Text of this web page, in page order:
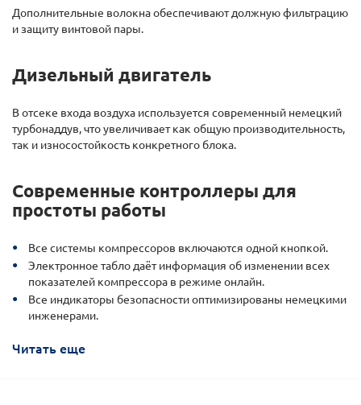
Дополнительные волокна обеспечивают должную фильтрацию
и защиту винтовой пары.
Дизельный двигатель
В отсеке входа воздуха используется современный немецкий
турбонаддув, что увеличивает как общую производительность,
так и износостойкость конкретного блока.
Современные контроллеры для
простоты работы
Все системы компрессоров включаются одной кнопкой.
Электронное табло даёт информация об изменении всех
показателей компрессора в режиме онлайн.
Все индикаторы безопасности оптимизированы немецкими
инженерами.
Читать еще